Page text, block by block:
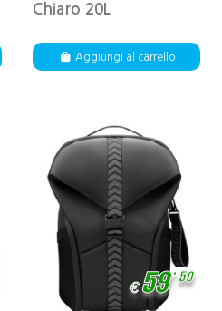
Chiaro 20L
Aggiungi al carrello
€59
,50